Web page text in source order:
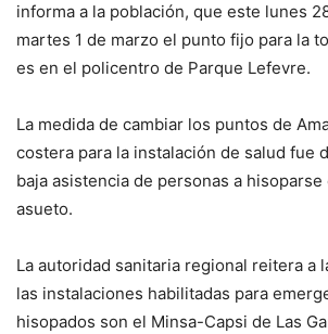
informa a la población, que este lunes
martes 1 de marzo el punto fijo para la
es en el policentro de Parque Lefevre.
La medida de cambiar los puntos de
costera para la instalación de salud fue
baja asistencia de personas a
asueto.
La autoridad sanitaria regional reitera a
las instalaciones habilitadas para
hisopados son el Minsa-Capsi de Las